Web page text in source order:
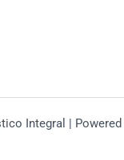
Integral | Powered